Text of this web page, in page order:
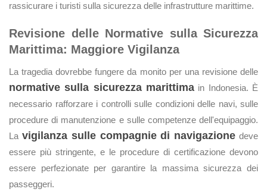
rassicurare i turisti sulla sicurezza delle infrastrutture marittime.
Revisione delle Normative sulla Sicurezza
Marittima: Maggiore Vigilanza
La tragedia dovrebbe fungere da monito per una revisione delle
normative sulla sicurezza marittima in Indonesia. È
necessario rafforzare i controlli sulle condizioni delle navi, sulle
procedure di manutenzione e sulle competenze dell'equipaggio.
La vigilanza sulle compagnie di navigazione deve
essere più stringente, e le procedure di certificazione devono
essere perfezionate per garantire la massima sicurezza dei
passeggeri.